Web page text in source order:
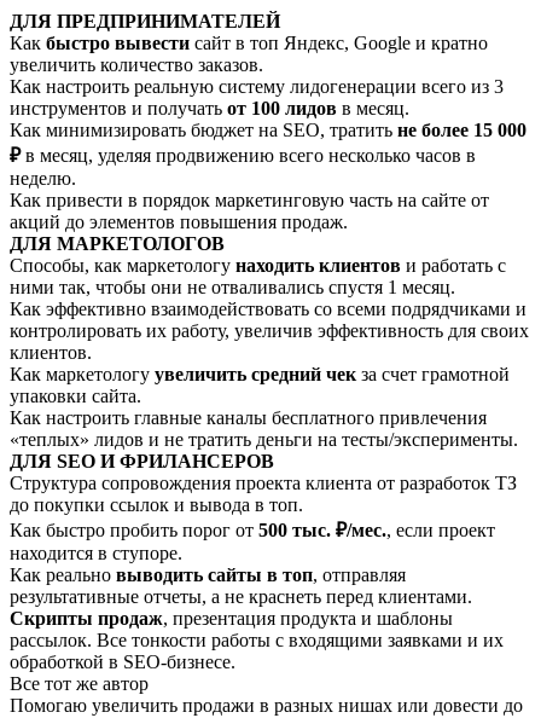
ДЛЯ ПРЕДПРИНИМАТЕЛЕЙ
Как быстро вывести сайт в топ Яндекс, Google и кратно
увеличить количество заказов.
Как настроить реальную систему лидогенерации всего из 3
инструментов и получать от 100 лидов в месяц.
Как минимизировать бюджет на SEO, тратить не более 15 000
₽в месяц, уделяя продвижению всего несколько часов в
неделю.
Как привести в порядок маркетинговую часть на сайте от
акций до элементов повышения продаж.
ДЛЯ МАРКЕТОЛОГОВ
Способы, как маркетологу находить клиентов и работать с
ними так, чтобы они не отваливались спустя 1 месяц.
Как эффективно взаимодействовать со всеми подрядчиками и
контролировать их работу, увеличив эффективность для своих
клиентов.
Как маркетологу увеличить средний чек за счет грамотной
упаковки сайта.
Как настроить главные каналы бесплатного привлечения
«теплых» лидов и не тратить деньги на тесты/эксперименты.
ДЛЯ SEO И ФРИЛАНСЕРОВ
Структура сопровождения проекта клиента от разработок ТЗ
до покупки ссылок и вывода в топ.
Как быстро пробить порог от 500 тыс. ₽/мес., если проект
находится в ступоре.
Как реально выводить сайты в топ, отправляя
результативные отчеты, а не краснеть перед клиентами.
Скрипты продаж, презентация продукта и шаблоны
рассылок. Все тонкости работы с входящими заявками и их
обработкой в SEO-бизнесе.
Все тот же автор
Помогаю увеличить продажи в разных нишах или довести до